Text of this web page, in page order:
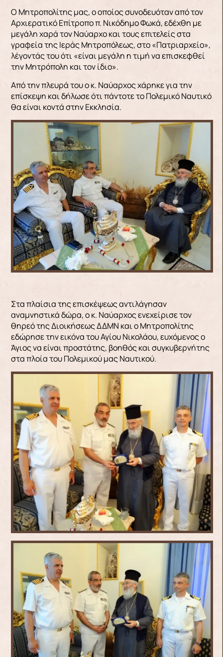
Ο Μητροπολίτης μας, ο οποίος συνοδευόταν από τον
Αρχιερατικό Επίτροπο π. Νικόδημο Φωκά, εδέχθη με
μεγάλη χαρά τον Ναύαρχο και τους επιτελείς στα
γραφεία της Ιεράς Μητροπόλεως, στο «Πατριαρχείο»,
λέγοντάς του ότι «είναι μεγάλη η τιμή να επισκεφθεί
την Μητρόπολη και τον ίδιο».
Από την πλευρά του ο κ. Ναύαρχος χάρηκε για την
επίσκεψη και δήλωσε ότι πάντοτε το Πολεμικό Ναυτικό
θα είναι κοντά στην Εκκλησία.
Στα πλαίσια της επισκέψεως αντιλάγησαν
αναμνηστικά δώρα, ο κ. Ναύαρχος ενεχείρισε τον
θηρεό της Διοικήσεως ΔΔΜΝ και ο Μητροπολίτης
εδώρησε την εικόνα του Αγίου Νικολάου, ευχόμενος ο
Άγιος να είναι προστάτης, βοηθός και συγκυβερνήτης
στα πλοία του Πολεμικού μας Ναυτικού.